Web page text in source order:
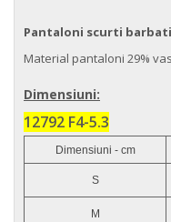
Pantaloni scurti
Material pantaloni 29%
Dimensiuni:
12792 F4-5.3
Dimensiuni - cm
S
M